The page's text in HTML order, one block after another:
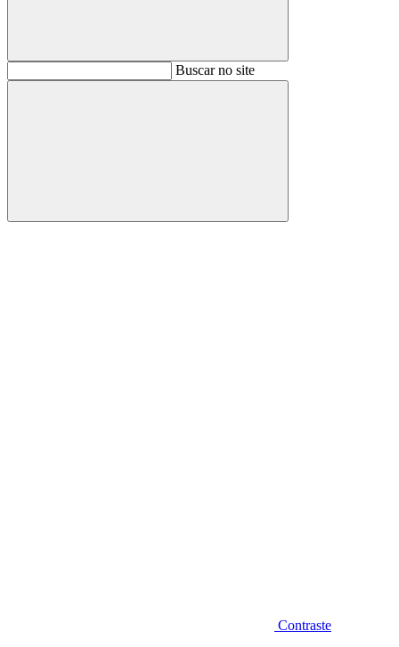
BuscarBuscar no site
Buscar
Contraste